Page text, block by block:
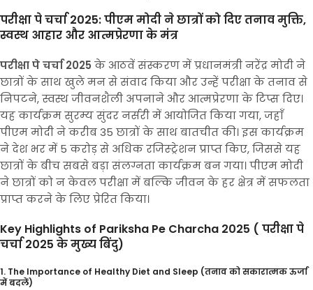
परीक्षा पे चर्चा 2025: पीएम मोदी ने छात्रों को दिए तनाव मुक्ति,
स्वस्थ आहार और आत्मप्रेरणा के मंत्र
परीक्षा पे चर्चा 2025 के आठवें संस्करण में प्रधानमंत्री नरेंद्र मोदी ने
छात्रों के साथ खुले मन से संवाद किया और उन्हें परीक्षा के तनाव से
निपटने, स्वस्थ जीवनशैली अपनाने और आत्मप्रेरणा के टिप्स दिए।
यह कार्यक्रम सुरम्य सुंदर नर्सरी में आयोजित किया गया, जहाँ
पीएम मोदी ने करीब 35 छात्रों के साथ बातचीत की। इस कार्यक्रम
ने देश भर में 5 करोड़ से अधिक रजिस्ट्रेशन प्राप्त किए, जिससे यह
छात्रों के बीच सबसे बड़ा संलग्नता कार्यक्रम बन गया। पीएम मोदी
ने छात्रों को न केवल परीक्षा में बल्कि जीवन के हर क्षेत्र में सफलता
प्राप्त करने के लिए प्रेरित किया।
Key Highlights of Pariksha Pe Charcha 2025 ( परीक्षा पे
चर्चा 2025 के मुख्य बिंदु)
1. The Importance of Healthy Diet and Sleep (तनाव को सकारात्मक ऊर्जा
में बदलें)